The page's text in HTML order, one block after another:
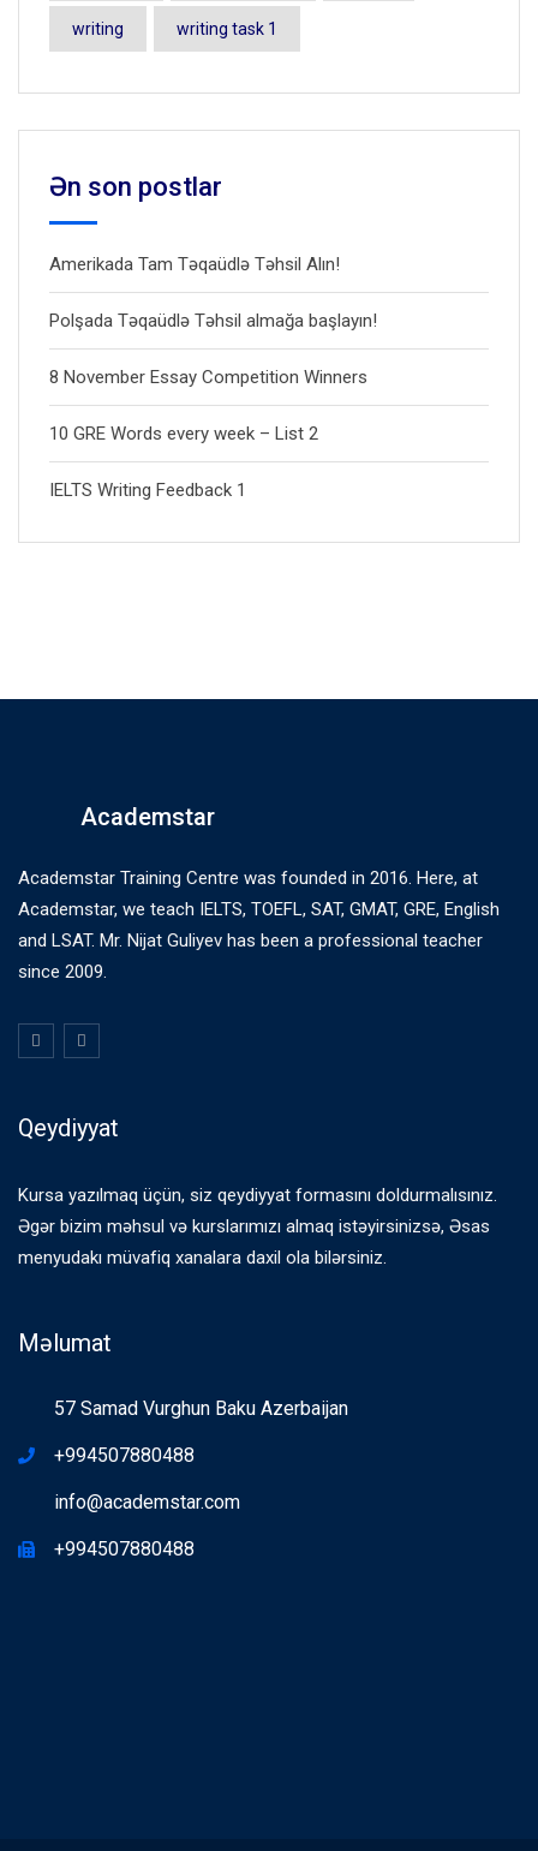
writing writing task 1
Ən son postlar
Amerikada Tam Təqaüdlə Təhsil Alın!
Polşada Təqaüdlə Təhsil almağa başlayın!
8 November Essay Competition Winners
10 GRE Words every week – List 2
IELTS Writing Feedback 1
Academstar
Academstar Training Centre was founded in 2016. Here, at
Academstar, we teach IELTS, TOEFL, SAT, GMAT, GRE, English
and LSAT. Mr. Nijat Guliyev has been a professional teacher
since 2009.
Qeydiyyat
Kursa yazılmaq üçün, siz qeydiyyat formasını doldurmalısınız.
Əgər bizim məhsul və kurslarımızı almaq istəyirsinizsə, Əsas
menyudakı müvafiq xanalara daxil ola bilərsiniz.
Məlumat
57 Samad Vurghun Baku Azerbaijan
+994507880488
info@academstar.com
+994507880488